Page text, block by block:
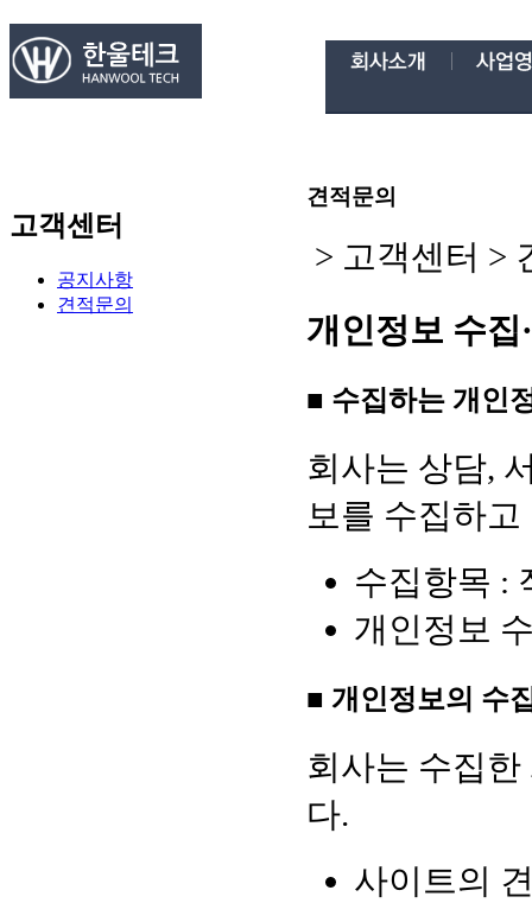
고객센터
공지사항
견적문의
견적문의
> 고객센터 >
개인정보 수집
■ 수집하는 개인
회사는 상담,
보를 수집하
수집항목 :
개인정보
■ 개인정보의 수
회사는 수집
다.
사이트의